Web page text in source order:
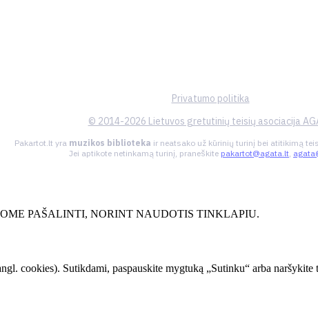
Privatumo politika
© 2014-2026 Lietuvos gretutinių teisių asociacija
Pakartot.lt yra muzikos biblioteka ir neatsako už kūrinių turinį bei atitikimą
Jei aptikote netinkamą turinį, praneškite pakartot@agata.lt,
PAŠALINTI, NORINT NAUDOTIS TINKLAPIU.
cookies). Sutikdami, paspauskite mygtuką „Sutinku“ arba